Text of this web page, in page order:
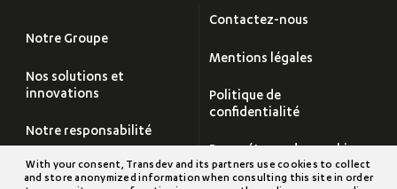
Notre Groupe
Nos solutions et
innovations
Notre responsabilité
Carrières
Contactez-nous
Mentions légales
Politique de
confidentialité
With your consent, Transdev and its partners use cookies to collect
and store anonymized information when consulting this site in order